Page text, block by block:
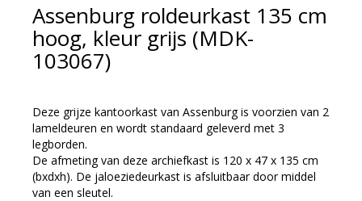
Assenburg roldeurkast 135 cm
hoog, kleur grijs (MDK-
103067)
Deze grijze kantoorkast van Assenburg is voorzien van 2
lameldeuren en wordt standaard geleverd met 3
legborden.
De afmeting van deze archiefkast is 120 x 47 x 135 cm
(bxdxh). De jaloeziedeurkast is afsluitbaar door middel
van een sleutel.